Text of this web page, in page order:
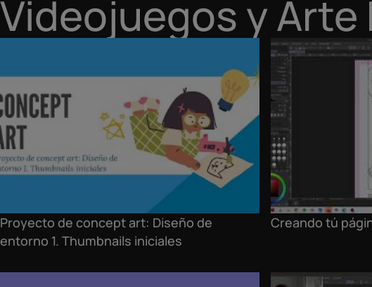
Videojuegos y Arte
Proyecto de concept art: Diseño de
entorno 1. Thumbnails iniciales
Creando tú